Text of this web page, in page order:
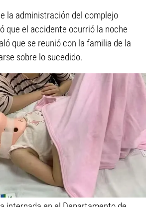
la administración del complejo
que el accidente ocurrió la noche
que se reunió con la familia de la
sobre lo sucedido.